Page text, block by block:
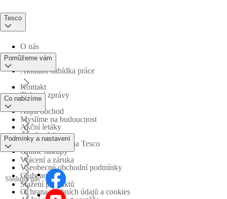
Tesco
O nás
Aktuální nabídka práce
Tiskové zprávy
Myslíme na budoucnost
Obchodní skupina Tesco
Pomůžeme vám
Kontakt
Najdi obchod
Časté otázky
Vrácení a záruka
Stažení produktů
Co nabízíme
Akční letáky
Online nákupy
Clubcard
Podmínky a nastavení
Všeobecné obchodní podmínky
Ochrana osobních údajů a cookies
Sledujte nás